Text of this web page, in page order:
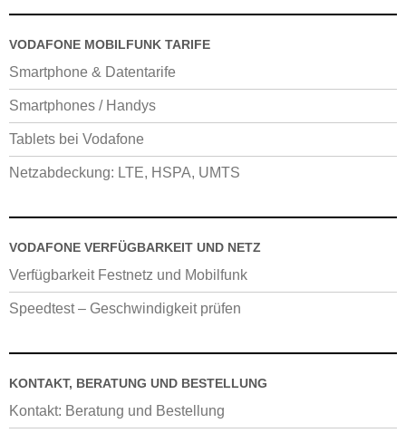
VODAFONE MOBILFUNK TARIFE
Smartphone & Datentarife
Smartphones / Handys
Tablets bei Vodafone
Netzabdeckung: LTE, HSPA, UMTS
VODAFONE VERFÜGBARKEIT UND NETZ
Verfügbarkeit Festnetz und Mobilfunk
Speedtest – Geschwindigkeit prüfen
KONTAKT, BERATUNG UND BESTELLUNG
Kontakt: Beratung und Bestellung